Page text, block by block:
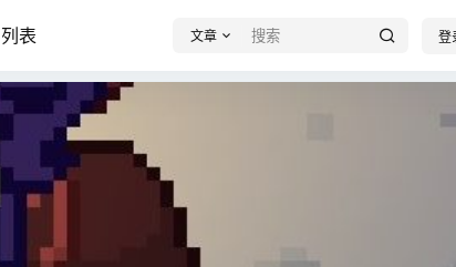
列表 文章 登